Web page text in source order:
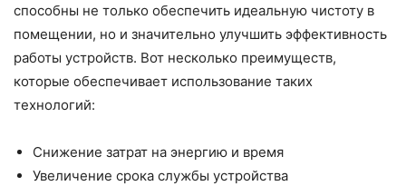
способны не только обеспечить идеальную чистоту в
помещении, но и значительно улучшить эффективность
работы устройств. Вот несколько преимуществ,
которые обеспечивает использование таких
технологий:
Снижение затрат на энергию и время
Увеличение срока службы устройства